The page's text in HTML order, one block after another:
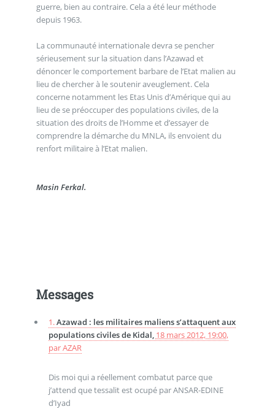
guerre, bien au contraire. Cela a été leur méthode
depuis 1963.
La communauté internationale devra se pencher
sérieusement sur la situation dans l’Azawad et
dénoncer le comportement barbare de l’Etat malien au
lieu de chercher à le soutenir aveuglement. Cela
concerne notamment les Etas Unis d’Amérique qui au
lieu de se préoccuper des populations civiles, de la
situation des droits de l’Homme et d’essayer de
comprendre la démarche du MNLA, ils envoient du
renfort militaire à l’Etat malien.
Masin Ferkal.
Messages
1.Azawad : les militaires maliens s’attaquent aux
populations civiles de Kidal, 18 mars 2012, 19:00,
parAZAR
Dis moi qui a réellement combatut parce que
j’attend que tessalit est ocupé par ANSAR-EDINE
d’Iyad